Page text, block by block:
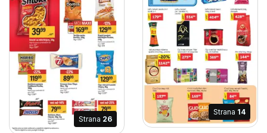
Strana 26
Strana 14